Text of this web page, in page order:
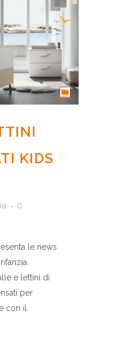
KIDS
0
le news
e lettini di
per
con il